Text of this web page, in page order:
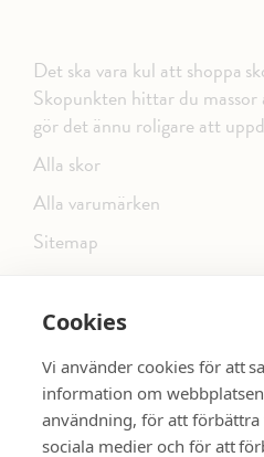
Cookies
Vi använder cookies för att
information om
användning, för att
sociala medier och för att
Det ska vara kul att shoppa
Skopunkten hittar du
gör det ännu roligare att
Alla skor
Alla varumärken
Sitemap
FÖLJ OSS PÅ SOCIALA MEDIER